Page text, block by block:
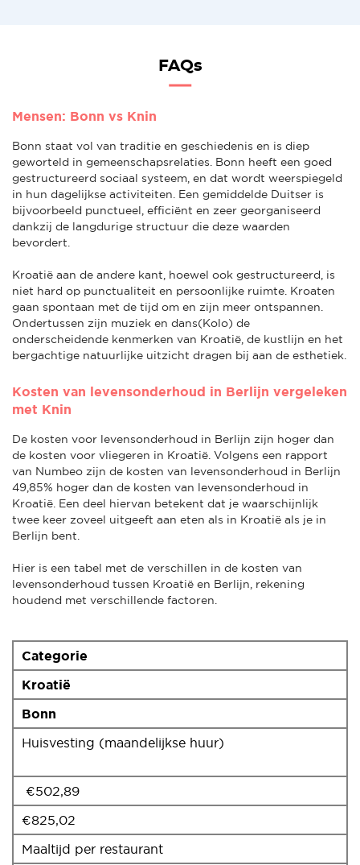
FAQs
Mensen: Bonn vs Knin
Bonn staat vol van traditie en geschiedenis en is diep
geworteld in gemeenschapsrelaties. Bonn heeft een goed
gestructureerd sociaal systeem, en dat wordt weerspiegeld
in hun dagelijkse activiteiten. Een gemiddelde Duitser is
bijvoorbeeld punctueel, efficiënt en zeer georganiseerd
dankzij de langdurige structuur die deze waarden
bevordert.
Kroatië aan de andere kant, hoewel ook gestructureerd, is
niet hard op punctualiteit en persoonlijke ruimte. Kroaten
gaan spontaan met de tijd om en zijn meer ontspannen.
Ondertussen zijn muziek en dans(Kolo) de
onderscheidende kenmerken van Kroatië, de kustlijn en het
bergachtige natuurlijke uitzicht dragen bij aan de esthetiek.
Kosten van levensonderhoud in Berlijn vergeleken
met Knin
De kosten voor levensonderhoud in Berlijn zijn hoger dan
de kosten voor vliegeren in Kroatië. Volgens een rapport
van Numbeo zijn de kosten van levensonderhoud in Berlijn
49,85% hoger dan de kosten van levensonderhoud in
Kroatië. Een deel hiervan betekent dat je waarschijnlijk
twee keer zoveel uitgeeft aan eten als in Kroatië als je in
Berlijn bent.
Hier is een tabel met de verschillen in de kosten van
levensonderhoud tussen Kroatië en Berlijn, rekening
houdend met verschillende factoren.
Categorie
Kroatië
Bonn
Huisvesting (maandelijkse huur)
€502,89
€825,02
Maaltijd per restaurant